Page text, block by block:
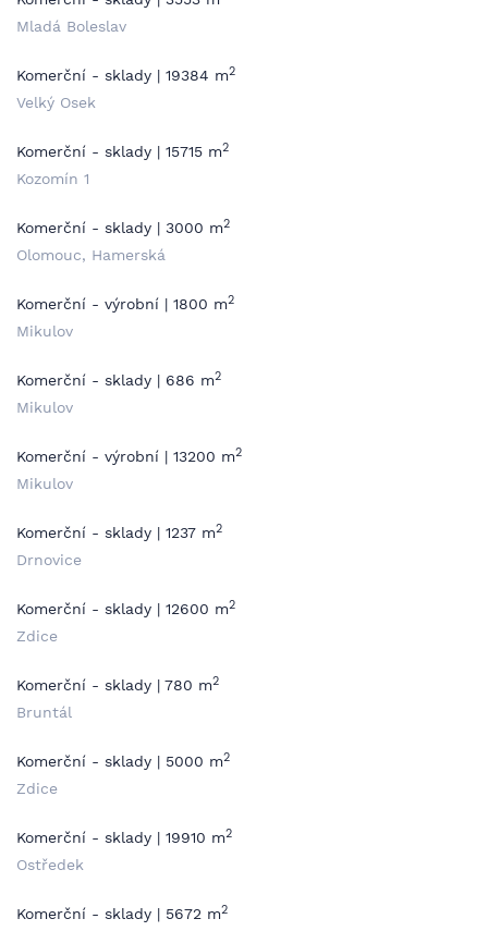
Mladá Boleslav
Komerční - sklady | 19384 m2
Velký Osek
Komerční - sklady | 15715 m2
Kozomín 1
Komerční - sklady | 3000 m2
Olomouc, Hamerská
Komerční - výrobní | 1800 m2
Mikulov
Komerční - sklady | 686 m2
Mikulov
Komerční - výrobní | 13200 m2
Mikulov
Komerční - sklady | 1237 m2
Drnovice
Komerční - sklady | 12600 m2
Zdice
Komerční - sklady | 780 m2
Bruntál
Komerční - sklady | 5000 m2
Zdice
Komerční - sklady | 19910 m2
Ostředek
Komerční - sklady | 5672 m2